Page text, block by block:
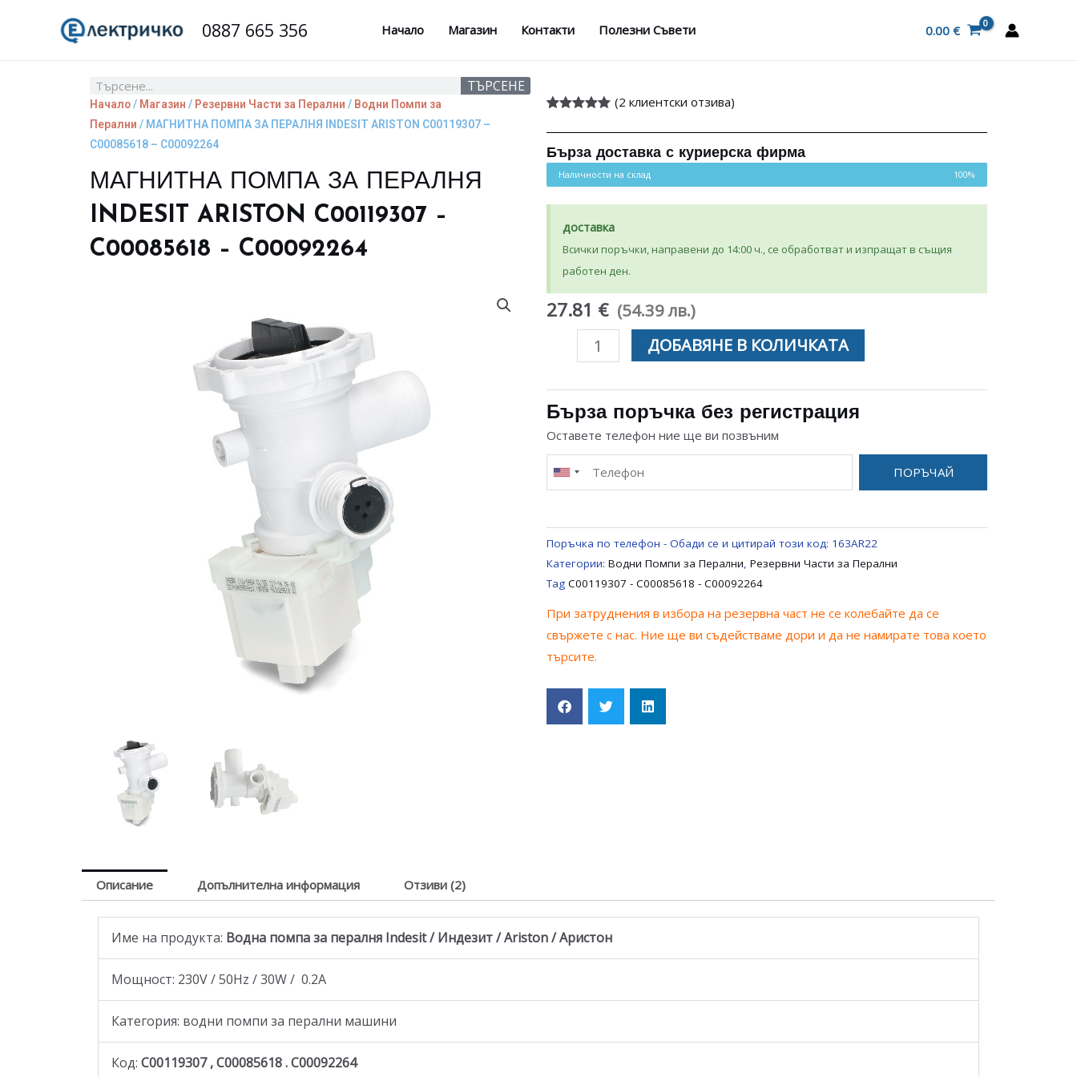
0887 665 356 Начало Магазин Контакти Полезни Съвети 0.00 €
Search ТЪРСЕНЕ
Начало/ Магазин / Резервни Части за Перални / Водни Помпи за
Перални / МАГНИТНА ПОМПА ЗА ПЕРАЛНЯ INDESIT ARISTON C00119307 –
C00085618 – C00092264
МАГНИТНА ПОМПА ЗА ПЕРАЛНЯ
INDESIT ARISTON C00119307 –
C00085618 – C00092264
от 5,
потребителски
(2 клиентски отзива)
Бърза доставка с куриерска фирма
Наличности на склад 100%
доставка
Всички поръчки, направени до 14:00 ч., се обработват и изпращат в същия
работен ден.
27.81 € (54.39 лв.)
количество
ПОМПА
INDESIT
ARISTON
-
ДОБАВЯНЕ В КОЛИЧКАТА
Бърза поръчка без регистрация
Оставете телефон ние ще ви позвъним
ПОРЪЧАЙ
Поръчка по телефон - Обади се и цитирай този код: 163AR22
Категории: Водни Помпи за Перални, Резервни Части за Перални
Tag C00119307 - C00085618 - C00092264
При затруднения в избора на резервна част не се колебайте да се
свържете с нас. Ние ще ви съдействаме дори и да не намирате това което
търсите.
Описание Допълнителна информация Отзиви (2)
Име на продукта: Водна помпа за пералня Indesit / Индезит / Ariston / Аристон
Мощност: 230V / 50Hz / 30W / 0.2A
Категория: водни помпи за перални машини
Код: C00119307 , C00085618 . C00092264